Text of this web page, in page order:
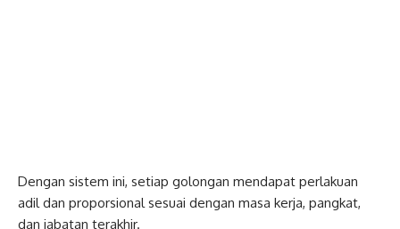
Dengan sistem ini, setiap golongan mendapat perlakuan
adil dan proporsional sesuai dengan masa kerja, pangkat,
dan jabatan terakhir.